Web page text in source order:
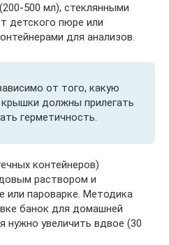
500 мл), стеклянными
детского пюре или
для анализов.
от того, какую
должны прилегать
герметичность.
контейнеров)
раствором и
или пароварке. Методика
банок для домашней
нужно увеличить вдвое (30